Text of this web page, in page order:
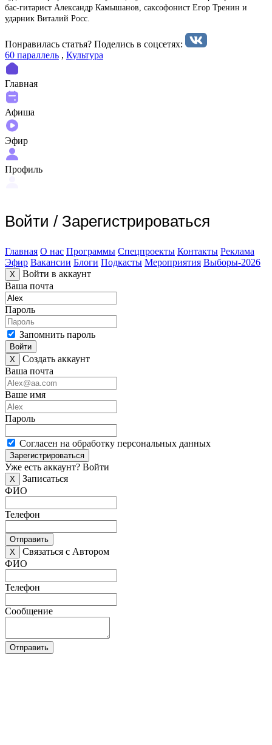
бас-гитарист Александр Камышанов, саксофонист Егор Тренин и
ударник Виталий Росс.
Понравилась статья? Поделиcь в соцсетях:
60 параллель , Культура
Главная
Афиша
Эфир
Профиль
Войти / Зарегистрироваться
Главная О нас Программы Спецпроекты Контакты Реклама
Эфир Вакансии Блоги Подкасты Мероприятия Выборы-2026
X
Войти в аккаунт
Ваша почта
Пароль
Запомнить пароль
Войти
X
Создать аккаунт
Ваша почта
Ваше имя
Пароль
Согласен на обработку персональных данных
Зарегистрироваться
Уже есть аккаунт? Войти
X
Записаться
ФИО
Телефон
Отправить
X
Связаться с Автором
ФИО
Телефон
Сообщение
Отправить